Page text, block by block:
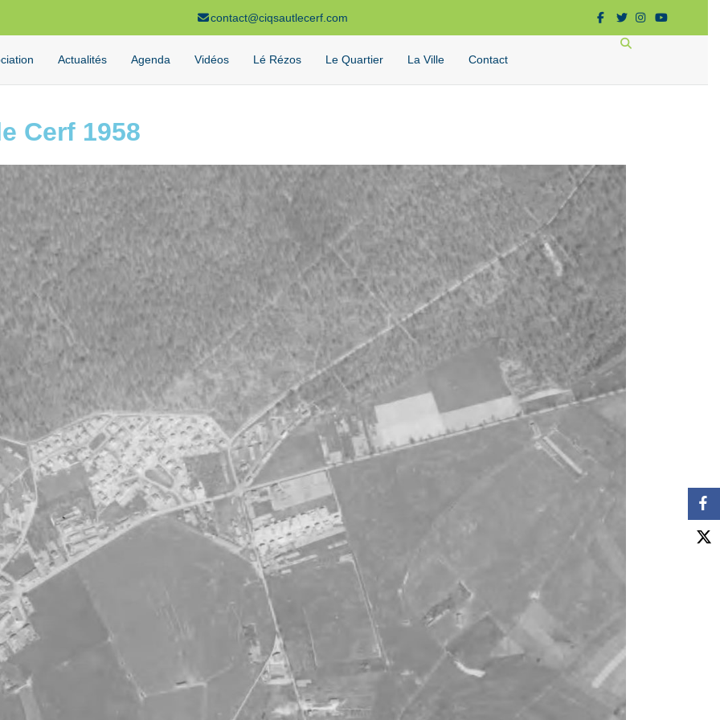
contact@ciqsautlecerf.com Facebook
TwitterInstagram
Youtube
Actualités Agenda Vidéos Lé Rézos Le Quartier La Ville Contact
Cerf 1958